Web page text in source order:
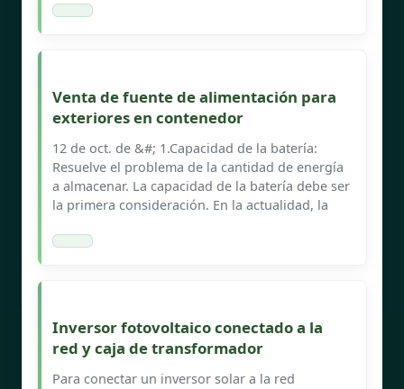
Venta de fuente de alimentación para
exteriores en contenedor
12 de oct. de &#; 1.Capacidad de la batería:
Resuelve el problema de la cantidad de energía
a almacenar. La capacidad de la batería debe ser
la primera consideración. En la actualidad, la
Inversor fotovoltaico conectado a la
red y caja de transformador
Para conectar un inversor solar a la red